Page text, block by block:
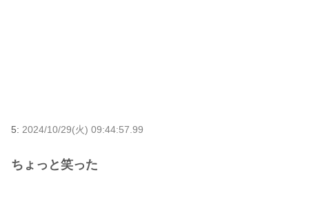
5: 2024/10/29(火) 09:44:57.99
ちょっと笑った